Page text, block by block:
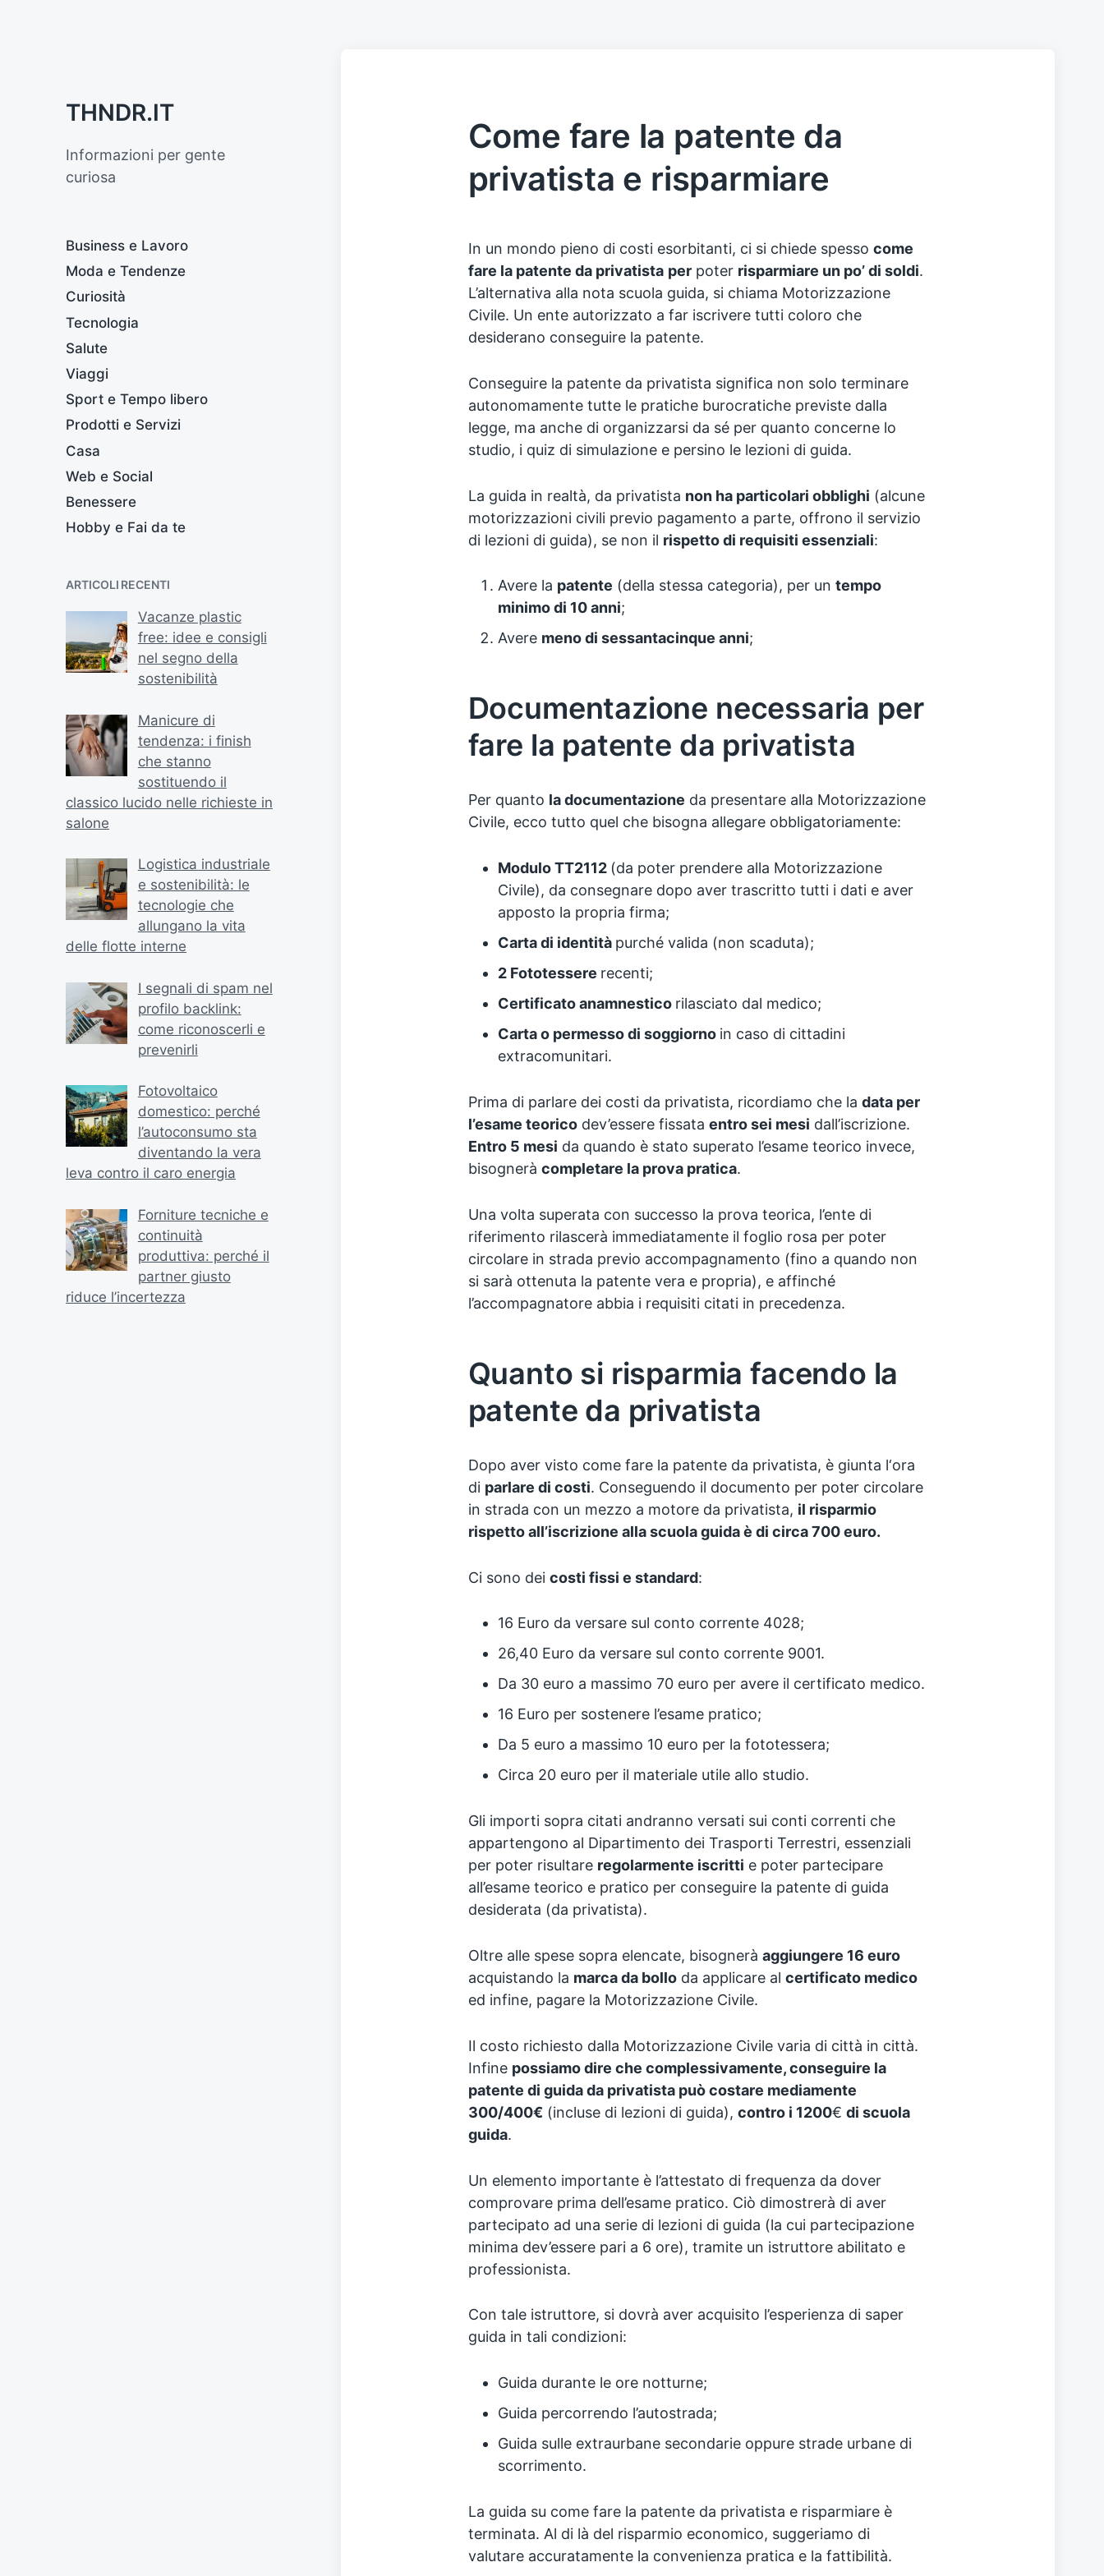
THNDR.IT
Informazioni per gente
curiosa
Business e Lavoro
Moda e Tendenze
Curiosità
Tecnologia
Salute
Viaggi
Sport e Tempo libero
Prodotti e Servizi
Casa
Web e Social
Benessere
Hobby e Fai da te
ARTICOLI RECENTI
Vacanze plastic
free: idee e consigli
nel segno della
sostenibilità
Manicure di
tendenza: i finish
che stanno
sostituendo il
classico lucido nelle richieste in
salone
Logistica industriale
e sostenibilità: le
tecnologie che
allungano la vita
delle flotte interne
I segnali di spam nel
profilo backlink:
come riconoscerli e
prevenirli
Fotovoltaico
domestico: perché
l’autoconsumo sta
diventando la vera
leva contro il caro energia
Forniture tecniche e
continuità
produttiva: perché il
partner giusto
riduce l’incertezza
Come fare la patente da
privatista e risparmiare
In un mondo pieno di costi esorbitanti, ci si chiede spesso come
fare la patente da privatista perpoter risparmiare un po’ di soldi.
L’alternativa alla nota scuola guida, si chiama Motorizzazione
Civile. Un ente autorizzato a far iscrivere tutti coloro che
desiderano conseguire la patente.
Conseguire la patente da privatista significa non solo terminare
autonomamente tutte le pratiche burocratiche previste dalla
legge, ma anche di organizzarsi da sé per quanto concerne lo
studio, i quiz di simulazione e persino le lezioni di guida.
La guida in realtà, da privatista non ha particolari obblighi (alcune
motorizzazioni civili previo pagamento a parte, offrono il servizio
di lezioni di guida), se non il rispetto di requisiti essenziali:
Avere la patente (della stessa categoria), per un tempo
minimo di 10 anni;
Avere meno di sessantacinque anni;
Documentazione necessaria per
fare la patente da privatista
Per quanto la documentazione da presentare alla Motorizzazione
Civile, ecco tutto quel che bisogna allegare obbligatoriamente:
Modulo TT2112 (da poter prendere alla Motorizzazione
Civile), da consegnare dopo aver trascritto tutti i dati e aver
apposto la propria firma;
Carta di identità purché valida (non scaduta);
2 Fototessere recenti;
Certificato anamnestico rilasciato dal medico;
Carta o permesso di soggiorno in caso di cittadini
extracomunitari.
Prima di parlare dei costi da privatista, ricordiamo che la data per
l’esame teoricodev’essere fissata entro sei mesi dall’iscrizione.
Entro 5 mesi da quando è stato superato l’esame teorico invece,
bisognerà completare la prova pratica.
Una volta superata con successo la prova teorica, l’ente di
riferimento rilascerà immediatamente il foglio rosa per poter
circolare in strada previo accompagnamento (fino a quando non
si sarà ottenuta la patente vera e propria), e affinché
l’accompagnatore abbia i requisiti citati in precedenza.
Quanto si risparmia facendo la
patente da privatista
Dopo aver visto come fare la patente da privatista, è giunta l‘ora
di parlare di costi. Conseguendo il documento per poter circolare
in strada con un mezzo a motore da privatista, il risparmio
rispetto all’iscrizione alla scuola guida è di circa 700 euro.
Ci sono dei costi fissi e standard:
16 Euro da versare sul conto corrente 4028;
26,40 Euro da versare sul conto corrente 9001.
Da 30 euro a massimo 70 euro per avere il certificato medico.
16 Euro per sostenere l’esame pratico;
Da 5 euro a massimo 10 euro per la fototessera;
Circa 20 euro per il materiale utile allo studio.
Gli importi sopra citati andranno versati sui conti correnti che
appartengono al Dipartimento dei Trasporti Terrestri, essenziali
per poter risultare regolarmente iscritti e poter partecipare
all’esame teorico e pratico per conseguire la patente di guida
desiderata (da privatista).
Oltre alle spese sopra elencate, bisognerà aggiungere 16 euro
acquistando la marca da bolloda applicare al certificato medico
ed infine, pagare la Motorizzazione Civile.
Il costo richiesto dalla Motorizzazione Civile varia di città in città.
Infine possiamo dire che complessivamente, conseguire la
patente di guida da privatista può costare mediamente
300/400€(incluse di lezioni di guida), contro i 1200€ di scuola
guida.
Un elemento importante è l’attestato di frequenza da dover
comprovare prima dell’esame pratico. Ciò dimostrerà di aver
partecipato ad una serie di lezioni di guida (la cui partecipazione
minima dev’essere pari a 6 ore), tramite un istruttore abilitato e
professionista.
Con tale istruttore, si dovrà aver acquisito l’esperienza di saper
guida in tali condizioni:
Guida durante le ore notturne;
Guida percorrendo l’autostrada;
Guida sulle extraurbane secondarie oppure strade urbane di
scorrimento.
La guida su come fare la patente da privatista e risparmiare è
terminata. Al di là del risparmio economico, suggeriamo di
valutare accuratamente la convenienza pratica e la fattibilità.